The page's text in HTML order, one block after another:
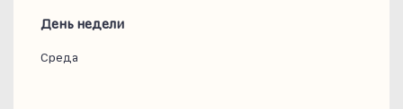
День недели
Среда